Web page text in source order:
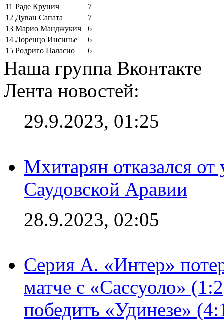
11 Раде Крунич
7
12 Дуван Сапата
7
13 Марио Манджукич
6
14 Лоренцо Инсинье
6
15 Родриго Паласио 6
Наша группа Вконтакте
Лента новостей:
29.9.2023, 01:25
Мхитарян отказался от
Саудовской Аравии
28.9.2023, 02:05
Серия А. «Интер»
матче с «Сассуоло»
победить «Удинезе»